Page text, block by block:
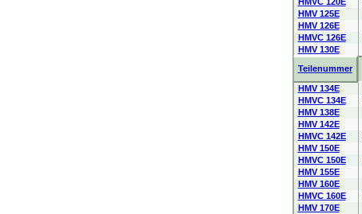
HMV 125E
HMV 126E
HMVC 126E
HMV 130E
Teilenummer
HMV 134E
HMVC 134E
HMV 138E
HMV 142E
HMVC 142E
HMV 150E
HMVC 150E
HMV 155E
HMV 160E
HMVC 160E
HMV 170E